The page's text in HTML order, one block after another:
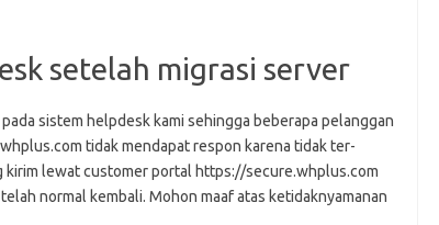
setelah migrasi server
sistem helpdesk kami sehingga beberapa pelanggan
tidak mendapat respon karena tidak ter-
kirim lewat customer portal https://secure.whplus.com
normal kembali. Mohon maaf atas ketidaknyamanan